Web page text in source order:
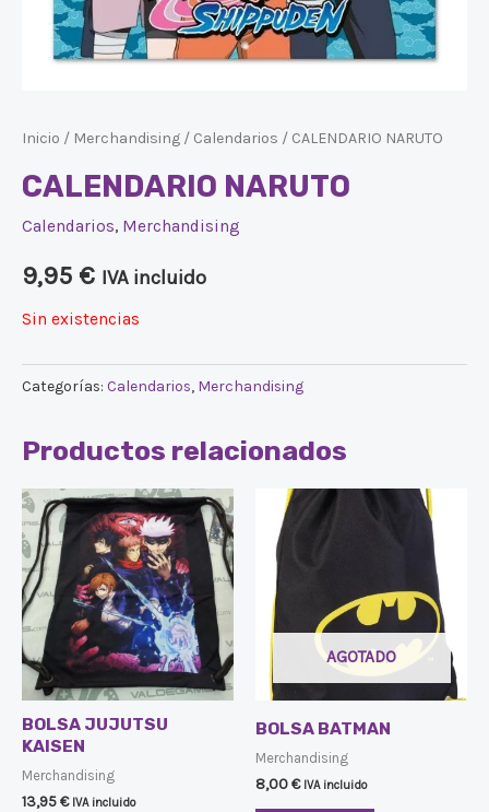
Inicio / Merchandising / Calendarios / CALENDARIO NARUTO
CALENDARIO NARUTO
Calendarios, Merchandising
9,95 € IVA incluido
Sin existencias
Categorías: Calendarios, Merchandising
Productos relacionados
BOLSA JUJUTSU
KAISEN
Merchandising
13,95€ IVA incluido
AGOTADO
BOLSA BATMAN
Merchandising
8,00€ IVA incluido